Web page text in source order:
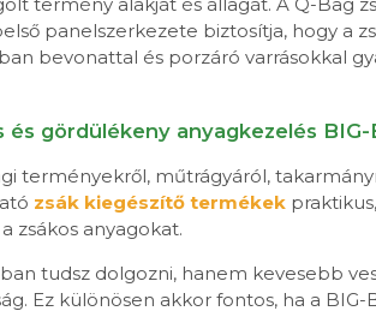
panelszerkezete biztosítja, hogy a
bevonattal és porzáró varrásokkal
gördülékeny anyagkezelés
terményekről, műtrágyáról,
zsák kiegészítő termékek
zsákos anyagokat.
tudsz dolgozni, hanem kevesebb
Ez különösen akkor fontos, ha a